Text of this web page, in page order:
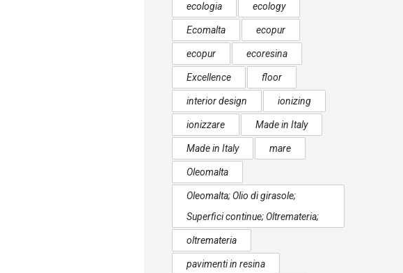
ecologia ecology
Ecomalta ecopur
ecopur ecoresina
Excellence floor
interior design ionizing
ionizzare Made in Italy
Made in Italy mare
Oleomalta
Oleomalta; Olio di girasole;
Superfici continue; Oltremateria;
oltremateria
pavimenti in resina